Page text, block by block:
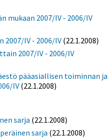
mukaan 2007/IV - 2006/IV
IV - 2006/IV (22.1.2008)
2007/IV - 2006/IV
pääasiallisen toiminnan ja
IV (22.1.2008)
sarja (22.1.2008)
sarja (22.1.2008)